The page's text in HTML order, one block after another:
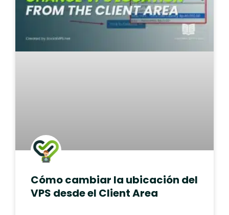
Cómo cambiar la ubicación del
VPS desde el Client Area